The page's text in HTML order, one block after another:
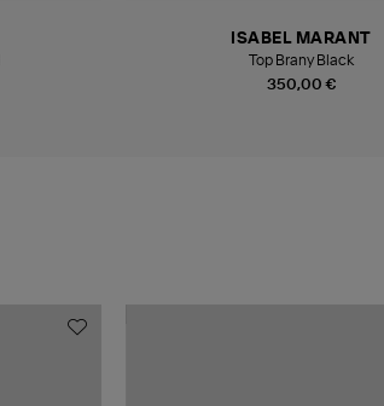
350,00 €
ISABEL MARANT
Top Brany Black